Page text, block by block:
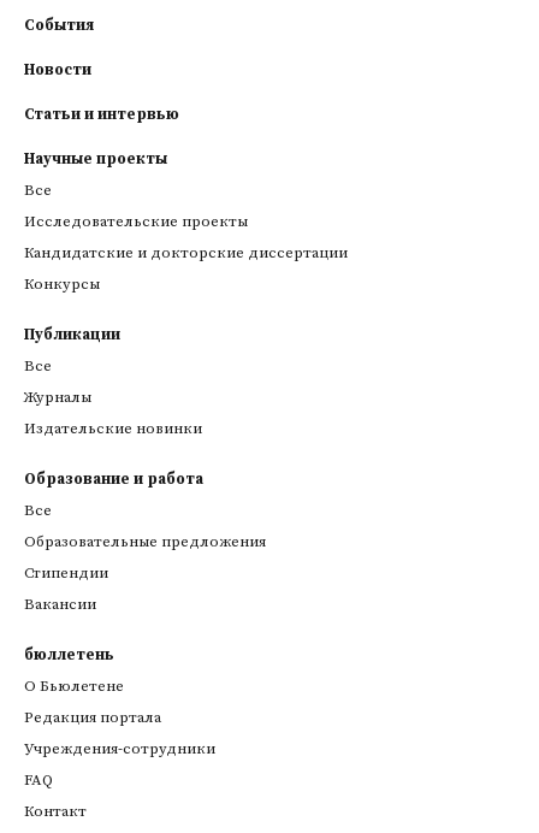
События
Новости
Статьи и интервью
Научные проекты
Все
Исследовательские проекты
Кандидатские и докторские диссертации
Конкурсы
Публикации
Все
Журналы
Издательские новинки
Образование и работа
Все
Образовательные предложения
Стипендии
Вакансии
бюллетень
О Бьюлетене
Редакция портала
Учреждения-сотрудники
FAQ
Контакт